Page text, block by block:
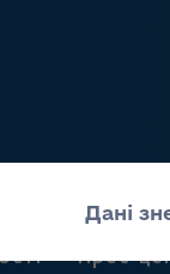
Прес-